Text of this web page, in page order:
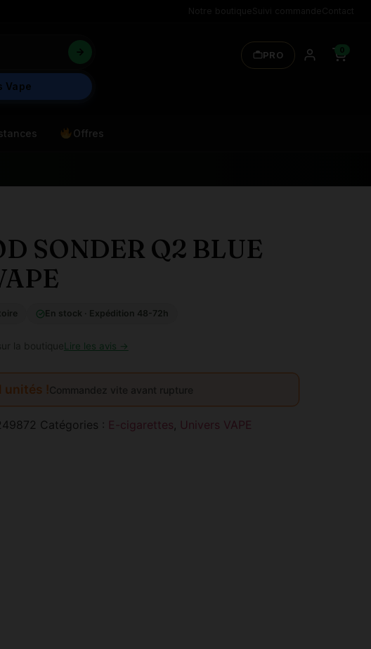
Vape
PRO 0
Offres
SONDER Q2 BLUE
En stock · Expédition 48-72h
la boutiqueLire les avis →
unités !Commandez vite avant rupture
Catégories : E-cigarettes, Univers VAPE